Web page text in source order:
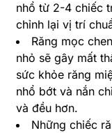
nhổ từ 2-4 chiếc
chỉnh lại vị trí
Răng mọc
nhỏ sẽ gây mất
sức khỏe răng
nhổ bớt và nắn
và đều hơn.
Những chiếc